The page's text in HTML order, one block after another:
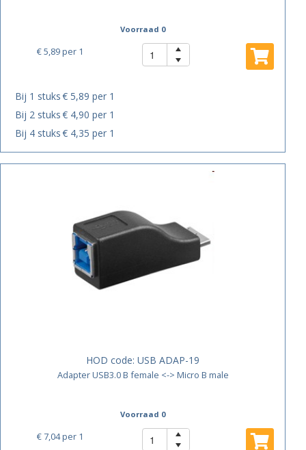
Voorraad 0
€ 5,89per 1
Bij 1 stuks€ 5,89 per 1
Bij 2 stuks€ 4,90 per 1
Bij 4 stuks€ 4,35 per 1
HOD code: USB ADAP-19
Adapter USB3.0 B female <-> Micro B male
Voorraad 0
€ 7,04per 1